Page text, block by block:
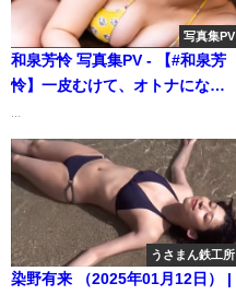
写真集PV
和泉芳怜 写真集PV - 【#和泉芳
怜】一皮むけて、オトナになっ
中！ Karen Izumi (Nov 18,
2025) | 週プレChannel【集英社
週刊プレイボーイ公式】さんよ
り
うさまん鉄工所
染野有来 （2025年01月12日） |